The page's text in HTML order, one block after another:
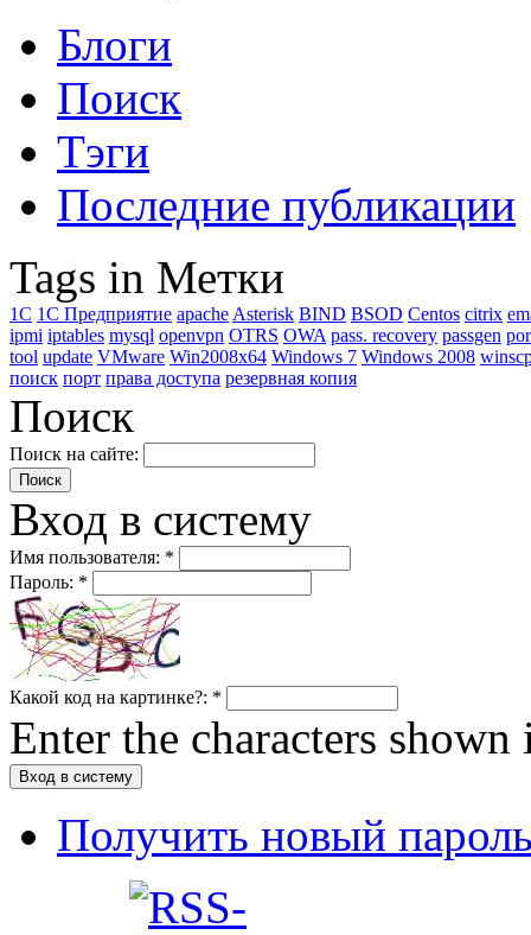
Блоги
Поиск
Тэги
Последние публикации
Tags in Метки
1C 1С Предприятие apacheAsterisk BIND BSOD Centos citrix
ipmi iptables mysql openvpn OTRS OWA pass. recovery passgen
tool update VMware Win2008x64 Windows 7 Windows 2008
поиск порт права доступа резервная копия
Поиск
Поиск на сайте:
Вход в систему
Имя пользователя: *
Пароль: *
Какой код на картинке?: *
Enter the characters shown
Получить новый